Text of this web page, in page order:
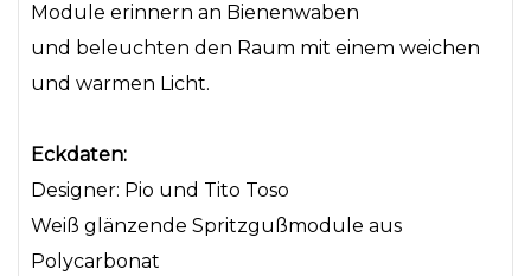
Module erinnern an Bienenwaben
und beleuchten den Raum mit einem weichen
und warmen Licht.
Eckdaten:
Designer: Pio und Tito Toso
Weiß glänzende Spritzgußmodule aus
Polycarbonat